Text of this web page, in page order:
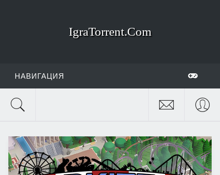
IgraTorrent.Com
НАВИГАЦИЯ